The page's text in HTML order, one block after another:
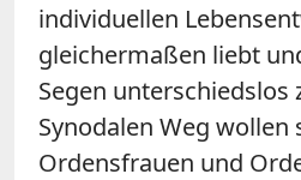
individuellen
gleichermaßen liebt
Segen unterschiedslos
Synodalen Weg wollen
Ordensfrauen und